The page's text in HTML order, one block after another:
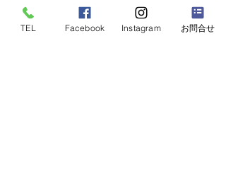
TEL Facebook Instagram お問合せ